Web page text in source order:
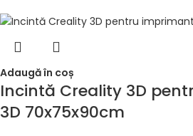
Adaugă în coș
Incintă Creality 3D
3D 70x75x90cm